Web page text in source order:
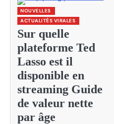
NOUVELLES
ACTUALITÉS VIRALES
Sur quelle
plateforme Ted
Lasso est il
disponible en
streaming Guide
de valeur nette
par âge